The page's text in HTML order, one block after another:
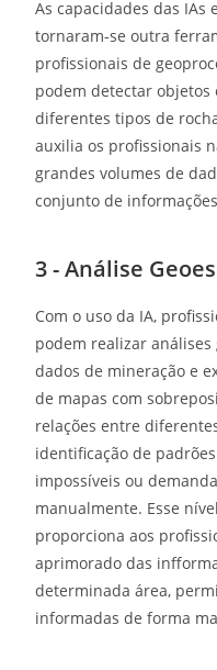
As capacidades das
tornaram-se outra
profissionais de
podem detectar
diferentes tipos de
auxilia os profissionais
grandes volumes de
conjunto de
3 - Análise
Com o uso da IA,
podem realizar análises
dados de mineração e
de mapas com
relações entre
identificação de
impossíveis ou
manualmente. Esse
proporciona aos
aprimorado das
determinada área,
informadas de forma